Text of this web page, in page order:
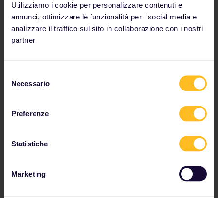
Utilizziamo i cookie per personalizzare contenuti e
annunci, ottimizzare le funzionalità per i social media e
analizzare il traffico sul sito in collaborazione con i nostri
partner.
delNecessario
Preferenze
Statistiche
Marketing